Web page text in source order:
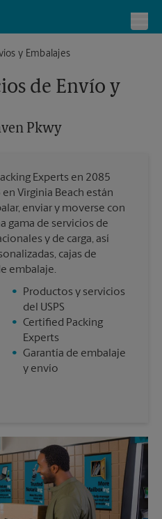
y Embalajes
de Envío y
Pkwy
Experts en 2085
Virginia Beach están
enviar y moverse con
gama de servicios de
y de carga, así
cajas de
embalaje.
•
Productos y servicios
del USPS
• Certified Packing
Experts
• Garantía de embalaje
y envío